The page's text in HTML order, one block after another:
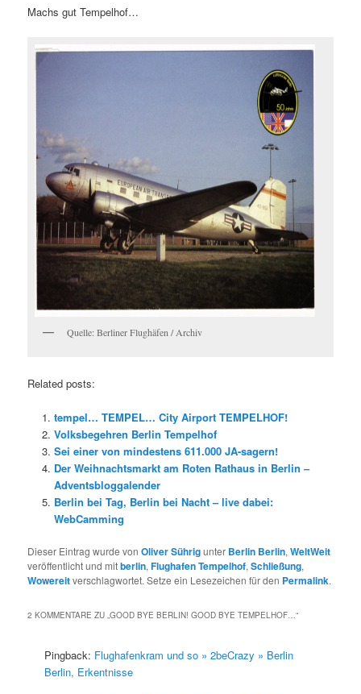
Machs gut Tempelhof…
Quelle: Berliner Flughäfen / Archiv
Related posts:
tempel… TEMPEL… City Airport TEMPELHOF!
Volksbegehren Berlin Tempelhof
Sei einer von mindestens 611.000 JA-sagern!
Der Weihnachtsmarkt am Roten Rathaus in Berlin –
Adventsbloggalender
Berlin bei Tag, Berlin bei Nacht – live dabei:
WebCamming
Dieser Eintrag wurde vonOliver Sührigunter Berlin Berlin,WeltWeit
veröffentlicht und mitberlin,Flughafen Tempelhof,Schließung,
Wowereitverschlagwortet. Setze ein Lesezeichen für den Permalink.
2 KOMMENTARE ZU „GOOD BYE BERLIN! GOOD BYE TEMPELHOF…“
Pingback: Flughafenkram und so » 2beCrazy » Berlin
Berlin, Erkentnisse